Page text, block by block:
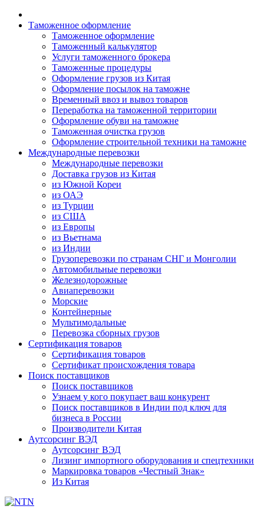
Таможенное оформление
Таможенное оформление
Таможенный калькулятор
Услуги таможенного брокера
Таможенные процедуры
Оформление грузов из Китая
Оформление посылок на таможне
Временный ввоз и вывоз товаров
Переработка на таможенной территории
Оформление обуви на таможне
Таможенная очистка грузов
Оформление строительной техники на таможне
Международные перевозки
Международные перевозки
Доставка грузов из Китая
из Южной Кореи
из ОАЭ
из Турции
из США
из Европы
из Вьетнама
из Индии
Грузоперевозки по странам СНГ и Монголии
Автомобильные перевозки
Железнодорожные
Авиаперевозки
Морские
Контейнерные
Мультимодальные
Перевозка сборных грузов
Сертификация товаров
Сертификация товаров
Сертификат происхождения товара
Поиск поставщиков
Поиск поставщиков
Узнаем у кого покупает ваш конкурент
Поиск поставщиков в Индии под ключ для
бизнеса в России
Производители Китая
Аутсорсинг ВЭД
Аутсорсинг ВЭД
Лизинг импортного оборудования и спецтехники
Маркировка товаров «Честный Знак»
Из Китая